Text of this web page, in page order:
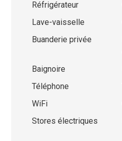
Réfrigérateur
Lave-vaisselle
Buanderie privée
Baignoire
Téléphone
WiFi
Stores électriques